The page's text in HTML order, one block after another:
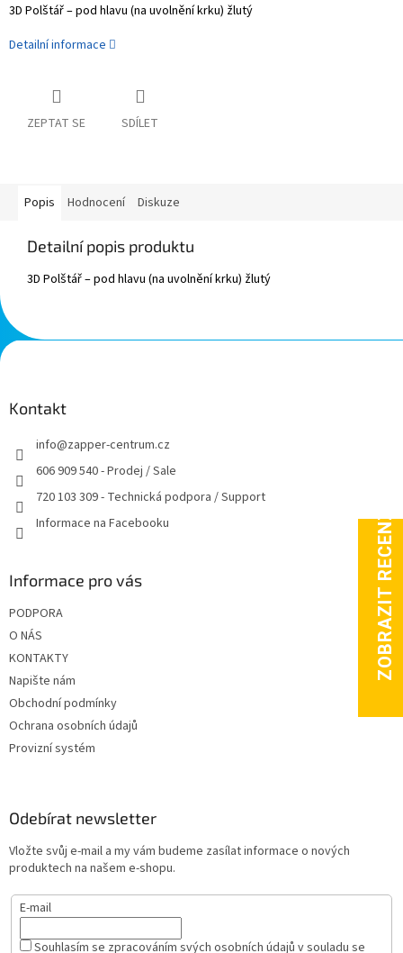
3D Polštář – pod hlavu (na uvolnění krku) žlutý
Detailní informace
ZEPTAT SE SDÍLET
Popis Hodnocení Diskuze
Detailní popis produktu
3D Polštář – pod hlavu (na uvolnění krku) žlutý
Z
á
Kontakt
info@zapper-centrum.cz
606 909 540 - Prodej / Sale
720 103 309 - Technická podpora / Support
Informace na Facebooku
Informace pro vás
PODPORA
O NÁS
KONTAKTY
Napište nám
Obchodní podmínky
Ochrana osobních údajů
Provizní systém
Odebírat newsletter
Vložte svůj e-mail a my vám budeme zasílat informace o nových
produktech na našem e-shopu.
E-mail
Souhlasím se zpracováním svých osobních údajů v souladu se